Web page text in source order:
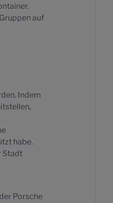
auf
Indem
habe.
Stadt
Porsche